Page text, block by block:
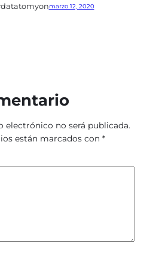
datatomyonmarzo 12, 2020
electrónico no será publicada.
están marcados con *